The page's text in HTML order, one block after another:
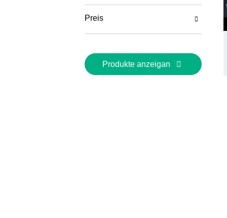
Physik Cornelsen
Experimenta
Somso Modelle
Sicherheit & Entsorgung
Medien
Preis
Produkte anzeigan